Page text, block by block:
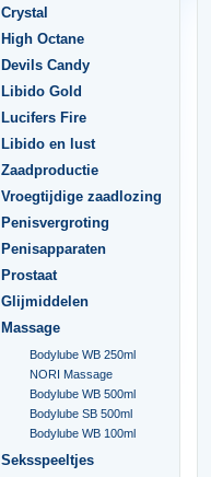
Crystal
High Octane
Devils Candy
Libido Gold
Lucifers Fire
Libido en lust
Zaadproductie
Vroegtijdige zaadlozing
Penisvergroting
Penisapparaten
Prostaat
Glijmiddelen
Massage
Bodylube WB 250ml
NORI Massage
Bodylube WB 500ml
Bodylube SB 500ml
Bodylube WB 100ml
Seksspeeltjes